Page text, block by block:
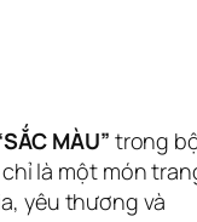
MÀU” trong
là một món
yêu thương và